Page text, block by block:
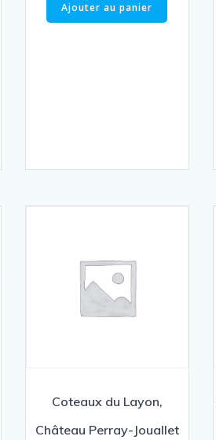
Ajouter au panier
Coteaux du Layon,
Château Perray-Jouallet